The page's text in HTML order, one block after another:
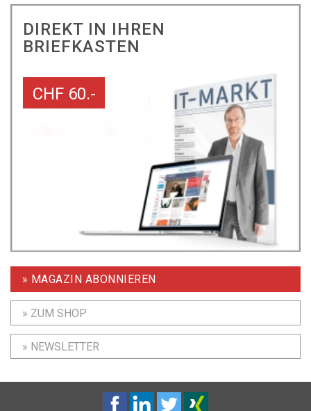
DIREKT IN IHREN
BRIEFKASTEN
CHF 60.-
» MAGAZIN ABONNIEREN
» ZUM SHOP
» NEWSLETTER